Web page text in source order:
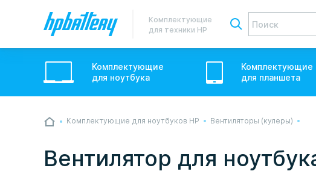
Але ми виліземо зі сховища і перетелефонуємо
Комплектующие
для техники HP
Комплектующие
для ноутбука
Комплектующие
для планшета
Комплектующие для ноутбуков HP Вентиляторы (кулеры)
Вентилятор для